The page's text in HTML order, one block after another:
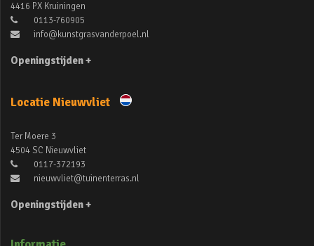
4416 PX Kruiningen
0113-760905
info@kunstgrasvanderpoel.nl
Openingstijden +
Locatie Nieuwvliet
Ter Moere 3
4504 SC Nieuwvliet
0117-372193
nieuwvliet@tuinenterras.nl
Openingstijden +